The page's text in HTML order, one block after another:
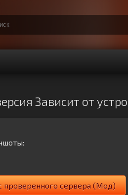
Зависит от
проверенного сервера (Мод)